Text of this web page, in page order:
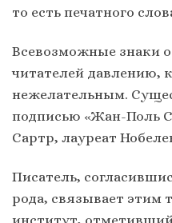
то есть печатного
Всевозможные знаки
читателей давлению,
нежелательным.
подписью «Жан-Поль
Сартр, лауреат
Писатель,
рода, связывает этим